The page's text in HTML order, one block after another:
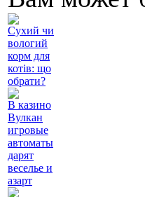
Сухий чи
вологий
корм для
котів: що
обрати?
В казино
Вулкан
игровые
автоматы
дарят
веселье и
азарт